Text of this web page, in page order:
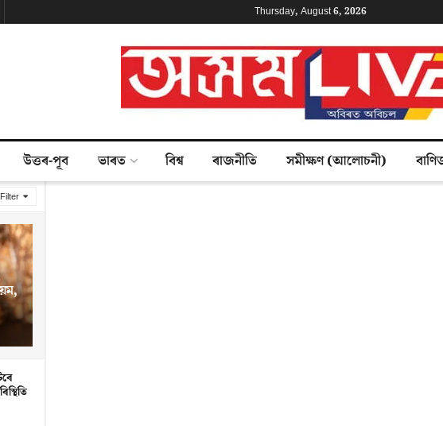
Filter
Thursday, August 6, 2026
উত্তৰ-পূব ভাৰত বিশ্ব ৰাজনীতি সমীক্ষণ (আলোচনী)